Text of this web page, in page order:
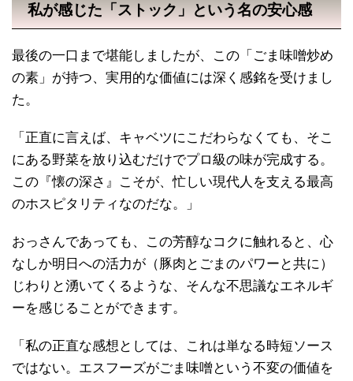
私が感じた「ストック」という名の安心感
最後の一口まで堪能しましたが、この「ごま味噌炒め
の素」が持つ、実用的な価値には深く感銘を受けまし
た。
「正直に言えば、キャベツにこだわらなくても、そこ
にある野菜を放り込むだけでプロ級の味が完成する。
この『懐の深さ』こそが、忙しい現代人を支える最高
のホスピタリティなのだな。」
おっさんであっても、この芳醇なコクに触れると、心
なしか明日への活力が（豚肉とごまのパワーと共に）
じわりと湧いてくるような、そんな不思議なエネルギ
ーを感じることができます。
「私の正直な感想としては、これは単なる時短ソース
ではない。エスフーズがごま味噌という不変の価値を